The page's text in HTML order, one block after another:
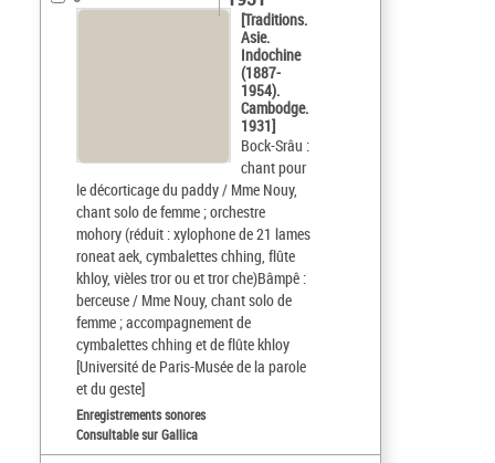
[Traditions.
Asie.
Indochine
(1887-
1954).
Cambodge.
1931]
Bock-Srâu :
chant pour
le décorticage du paddy / Mme Nouy,
chant solo de femme ; orchestre
mohory (réduit : xylophone de 21 lames
roneat aek, cymbalettes chhing, flûte
khloy, vièles tror ou et tror che)Bâmpê :
berceuse / Mme Nouy, chant solo de
femme ; accompagnement de
cymbalettes chhing et de flûte khloy
[Université de Paris-Musée de la parole
et du geste]
Enregistrements sonores
Consultable sur Gallica